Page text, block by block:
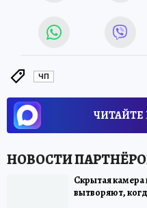
ЧП
ЧИТАЙТЕ
Скрытая
вытворяют,